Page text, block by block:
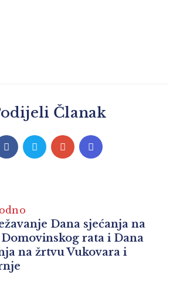
Članak
Dana sjećanja na
rata i Dana
na žrtvu Vukovara i